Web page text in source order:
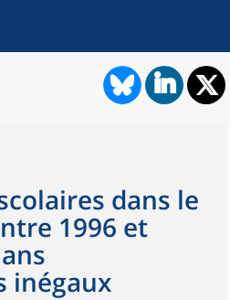
dans le
1996 et
inégaux